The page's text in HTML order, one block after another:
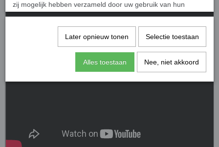
zij mogelijk hebben verzameld door uw gebruik van hun
diensten of die u hen hebt verstrekt.
Later opnieuw tonen Selectie toestaan
Alles toestaan Nee, niet akkoord